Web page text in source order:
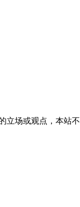
立场或观点，本站